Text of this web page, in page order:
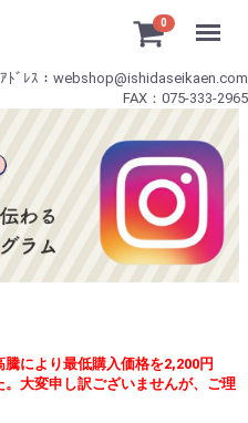
0
ﾄﾞﾚｽ：webshop@ishidaseikaen.com
FAX：075-333-2965
騰により最低購入価格を2,200円
。大変申し訳ございませんが、ご理